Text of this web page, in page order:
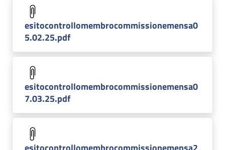
esitocontrollomembrocommissionemensa0
5.02.25.pdf
esitocontrollomembrocommissionemensa0
7.03.25.pdf